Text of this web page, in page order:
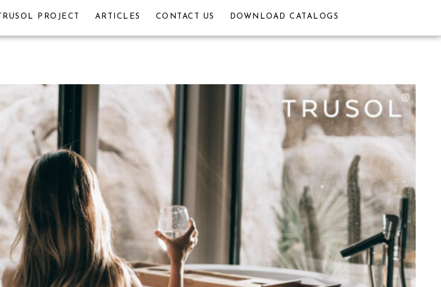
TRUSOL PROJECT ARTICLES CONTACT US DOWNLOAD CATALOGS